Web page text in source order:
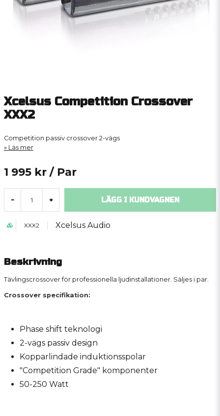
Xcelsus Competition Crossover
XXX2
Competition passiv crossover 2-vägs
Läs mer
1 995 kr / Par
- + LÄGG I KUNDVAGNEN
XXX2 Xcelsus Audio
Beskrivning
Tävlingscrossover för professionella ljudinstallationer. Säljes i par.
Crossover specifikation:
Phase shift teknologi
2-vägs passiv design
Kopparlindade induktionsspolar
"Competition Grade" komponenter
50-250 Watt